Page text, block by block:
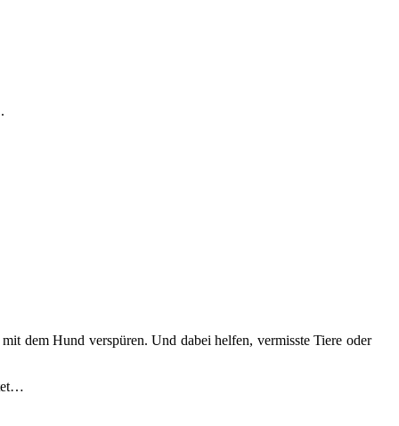
dem Hund verspüren. Und dabei helfen, vermisste Tiere oder